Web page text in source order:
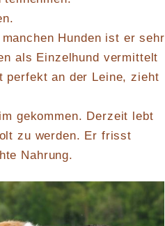
Hunden ist er sehr
als Einzelhund vermittelt
perfekt an der Leine, zieht
gekommen. Derzeit lebt
zu werden. Er frisst
Nahrung.